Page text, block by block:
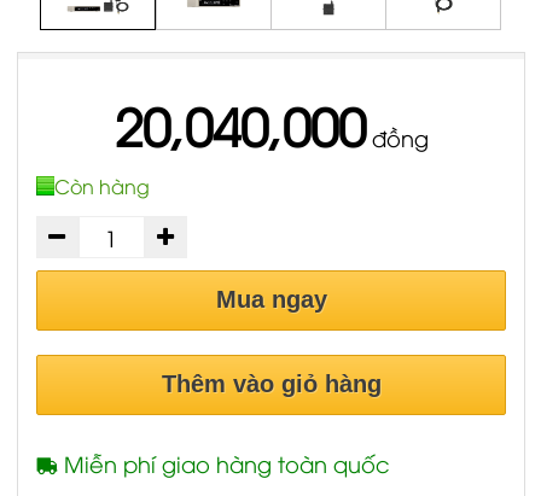
20,040,000đồng
Còn hàng
Mua ngay
Thêm vào giỏ hàng
Miễn phí giao hàng toàn quốc